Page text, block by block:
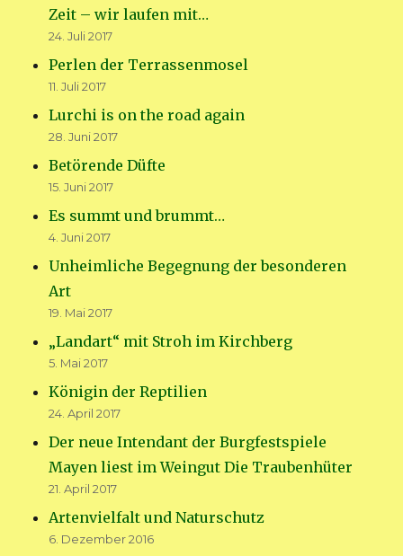
Zeit – wir laufen mit…
24. Juli 2017
Perlen der Terrassenmosel
11. Juli 2017
Lurchi is on the road again
28. Juni 2017
Betörende Düfte
15. Juni 2017
Es summt und brummt…
4. Juni 2017
Unheimliche Begegnung der besonderen
Art
19. Mai 2017
„Landart“ mit Stroh im Kirchberg
5. Mai 2017
Königin der Reptilien
24. April 2017
Der neue Intendant der Burgfestspiele
Mayen liest im Weingut Die Traubenhüter
21. April 2017
Artenvielfalt und Naturschutz
6. Dezember 2016